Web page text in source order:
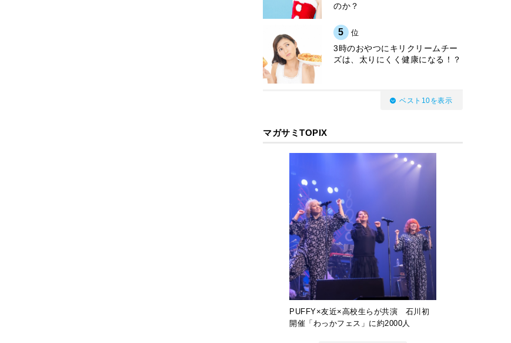
のか？
5 位
3時のおやつにキリクリームチー
ズは、太りにくく健康になる！？
ベスト10を表示
マガサミTOPIX
PUFFY×友近×高校生らが共演 石川初
開催「わっかフェス」に約2000人